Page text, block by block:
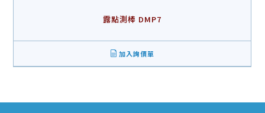
露點測棒 DMP7
加入詢價單